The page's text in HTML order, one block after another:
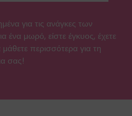
για τις ανάγκες των
ένα μωρό, είστε έγκυος, έχετε
περισσότερα για τη
σας!